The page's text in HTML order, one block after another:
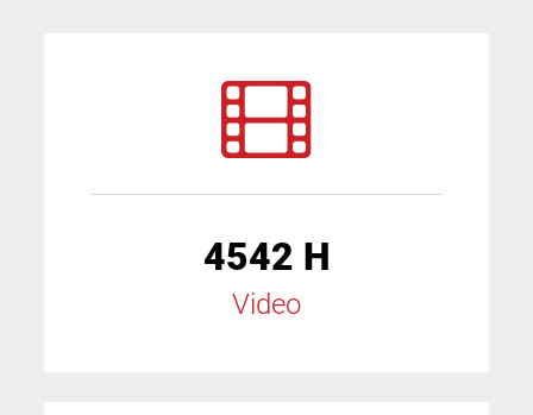
4542 H
Video